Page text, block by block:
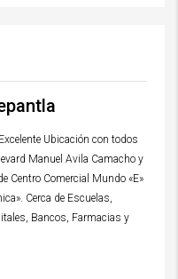
Ubicación con todos
Manuel Avila Camacho y
Centro Comercial Mundo «E»
Cerca de Escuelas,
Bancos, Farmacias y